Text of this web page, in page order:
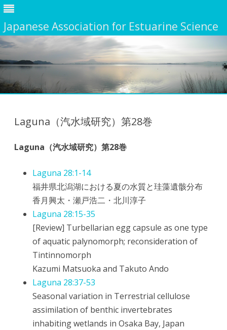
Japanese Association for Estuarine Science
content
Laguna（汽水域研究）第28巻
Laguna（汽水域研究）第28巻
Laguna 28:1-14
福井県北潟湖における夏の水質と珪藻遺骸分布
香月興太・瀬戸浩二・北川淳子
Laguna 28:15-35
[Review] Turbellarian egg capsule as one type
of aquatic palynomorph; reconsideration of
Tintinnomorph
Kazumi Matsuoka and Takuto Ando
Laguna 28:37-53
Seasonal variation in Terrestrial cellulose
assimilation of benthic invertebrates
inhabiting wetlands in Osaka Bay, Japan